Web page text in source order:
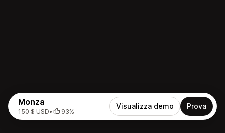
Monza
150 $ USD• 93%
Visualizza demo Prova